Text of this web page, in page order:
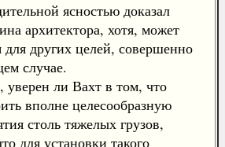
ясностью доказал
архитектора, хотя, может
других целей, совершенно
случае.
уверен ли Вахт в том, что
вполне целесообразную
столь тяжелых грузов,
для установки такого